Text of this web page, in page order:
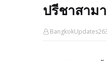
ปรีชาสาม